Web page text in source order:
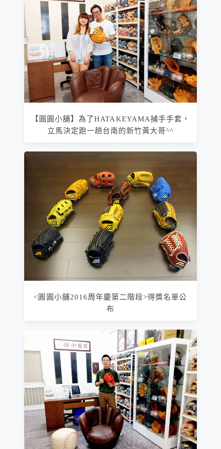
【圓圓小舖】為了HATAKEYAMA捕手手套，
立馬決定跑一趟台南的新竹黃大哥^^
<圓圓小舖2016周年慶第二階段>得獎名單公
布